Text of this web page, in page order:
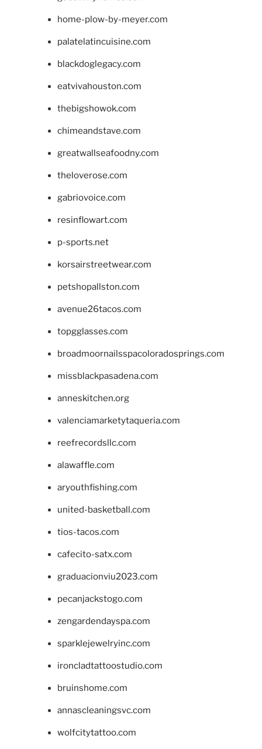
home-plow-by-meyer.com
palatelatincuisine.com
blackdoglegacy.com
eatvivahouston.com
thebigshowok.com
chimeandstave.com
greatwallseafoodny.com
theloverose.com
gabriovoice.com
resinflowart.com
p-sports.net
korsairstreetwear.com
petshopallston.com
avenue26tacos.com
topgglasses.com
broadmoornailsspacoloradosprings.com
missblackpasadena.com
anneskitchen.org
valenciamarketytaqueria.com
reefrecordsllc.com
alawaffle.com
aryouthfishing.com
united-basketball.com
tios-tacos.com
cafecito-satx.com
graduacionviu2023.com
pecanjackstogo.com
zengardendayspa.com
sparklejewelryinc.com
ironcladtattoostudio.com
bruinshome.com
annascleaningsvc.com
wolfcitytattoo.com